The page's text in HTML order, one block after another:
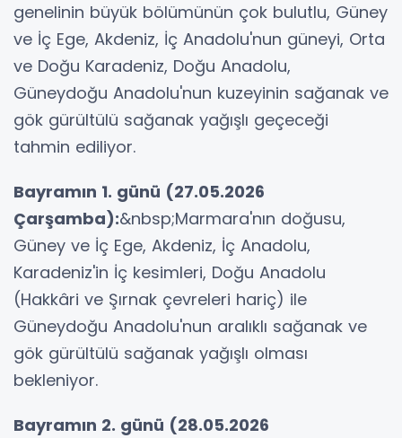
genelinin büyük bölümünün çok bulutlu, Güney
ve İç Ege, Akdeniz, İç Anadolu'nun güneyi, Orta
ve Doğu Karadeniz, Doğu Anadolu,
Güneydoğu Anadolu'nun kuzeyinin sağanak ve
gök gürültülü sağanak yağışlı geçeceği
tahmin ediliyor.
Bayramın 1. günü (27.05.2026
Çarşamba):&nbsp;Marmara'nın doğusu,
Güney ve İç Ege, Akdeniz, İç Anadolu,
Karadeniz'in İç kesimleri, Doğu Anadolu
(Hakkâri ve Şırnak çevreleri hariç) ile
Güneydoğu Anadolu'nun aralıklı sağanak ve
gök gürültülü sağanak yağışlı olması
bekleniyor.
Bayramın 2. günü (28.05.2026